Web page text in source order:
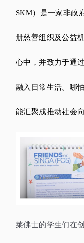
SKM）是一家非政
册慈善组织及公益
心中，并致力于通
融入日常生活。哪
能汇聚成推动社会
莱佛士的学生们在